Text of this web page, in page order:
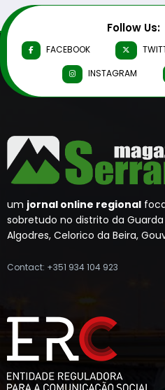
Follow Us:
FACEBOOK
INSTAGRAM
um jornal online regional
sobretudo no distrito da
Algodres, Celorico da Beira,
Contact: +351 934 104 923